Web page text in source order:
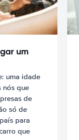
um
uma idade
nós que
de
só de
para
que